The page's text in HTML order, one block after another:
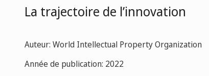
La trajectoire de l’innovation
Auteur: World Intellectual Property Organization
Année de publication: 2022